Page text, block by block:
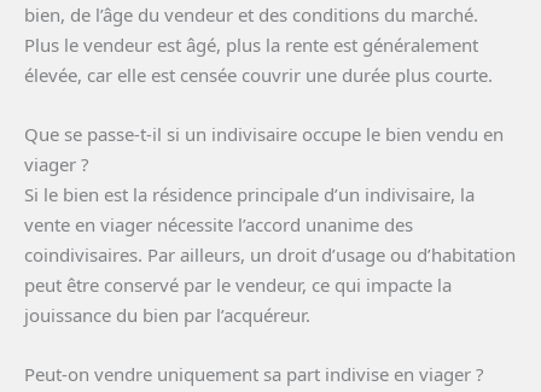
bien, de l’âge du vendeur et des conditions du marché.
Plus le vendeur est âgé, plus la rente est généralement
élevée, car elle est censée couvrir une durée plus courte.
Que se passe-t-il si un indivisaire occupe le bien vendu en
viager ?
Si le bien est la résidence principale d’un indivisaire, la
vente en viager nécessite l’accord unanime des
coindivisaires. Par ailleurs, un droit d’usage ou d’habitation
peut être conservé par le vendeur, ce qui impacte la
jouissance du bien par l’acquéreur.
Peut-on vendre uniquement sa part indivise en viager ?